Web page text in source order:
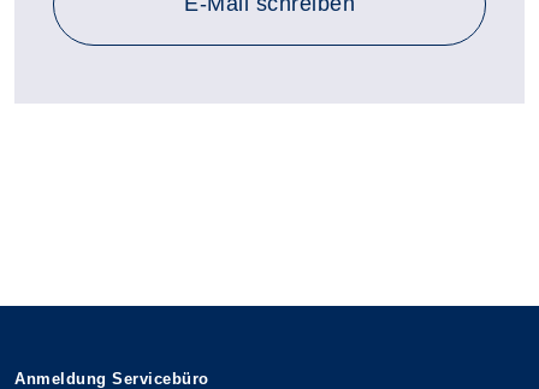
Anmeldung Servicebüro